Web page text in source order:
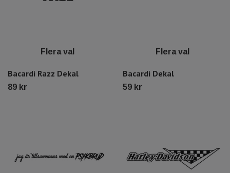
Flera val
Bacardi Razz Dekal
89 kr
Flera val
Bacardi Dekal
59 kr